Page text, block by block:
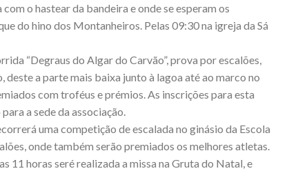
o hastear da bandeira e onde se esperam os
do hino dos Montanheiros. Pelas 09:30 na igreja da Sá
“Degraus do Algar do Carvão”, prova por escalões,
a parte mais baixa junto à lagoa até ao marco no
com troféus e prémios. As inscrições para esta
a sede da associação.
uma competição de escalada no ginásio da Escola
onde também serão premiados os melhores atletas.
11 horas seré realizada a missa na Gruta do Natal, e